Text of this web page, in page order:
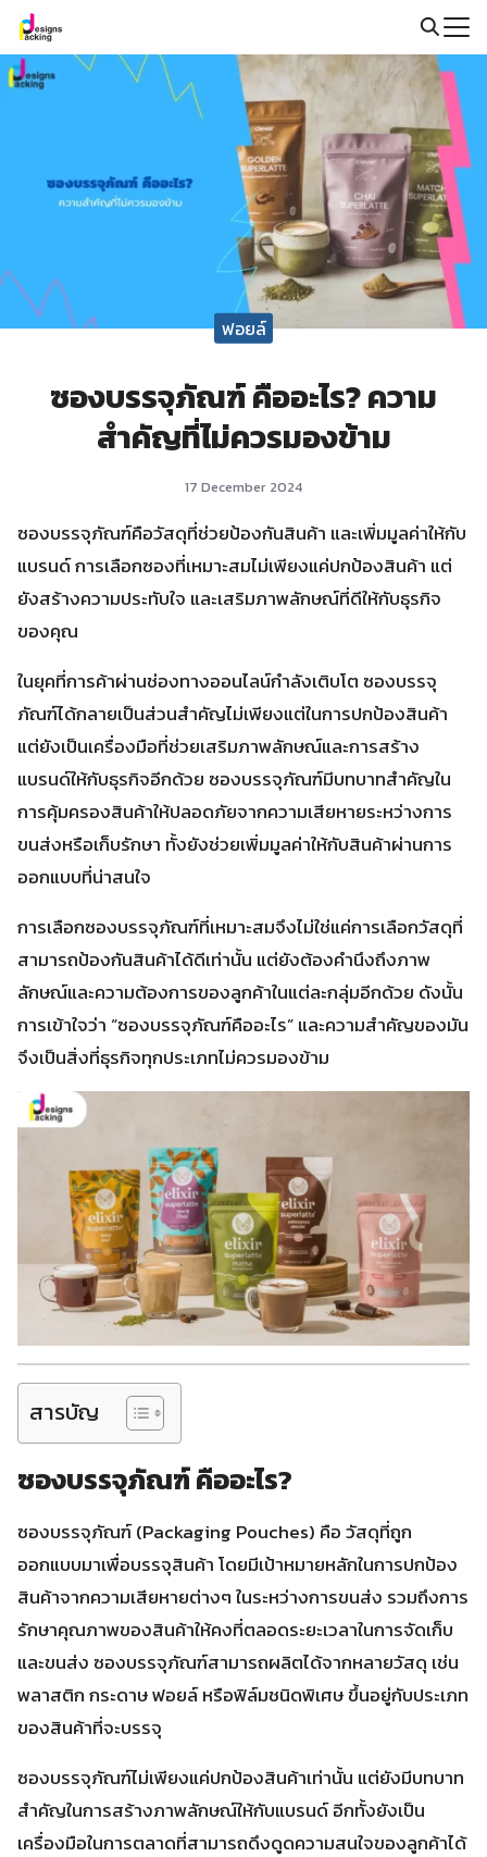
Skip
content
Search
for:
ฟอยล์
ซองบรรจุภัณฑ์ คืออะไร? ความ
สำคัญที่ไม่ควรมองข้าม
17 December 2024
ซองบรรจุภัณฑ์คือวัสดุที่ช่วยป้องกันสินค้า และเพิ่มมูลค่าให้กับ
แบรนด์ การเลือกซองที่เหมาะสมไม่เพียงแค่ปกป้องสินค้า แต่
ยังสร้างความประทับใจ และเสริมภาพลักษณ์ที่ดีให้กับธุรกิจ
ของคุณ
ในยุคที่การค้าผ่านช่องทางออนไลน์กำลังเติบโต ซองบรรจุ
ภัณฑ์ได้กลายเป็นส่วนสำคัญไม่เพียงแต่ในการปกป้องสินค้า
แต่ยังเป็นเครื่องมือที่ช่วยเสริมภาพลักษณ์และการสร้าง
แบรนด์ให้กับธุรกิจอีกด้วย ซองบรรจุภัณฑ์มีบทบาทสำคัญใน
การคุ้มครองสินค้าให้ปลอดภัยจากความเสียหายระหว่างการ
ขนส่งหรือเก็บรักษา ทั้งยังช่วยเพิ่มมูลค่าให้กับสินค้าผ่านการ
ออกแบบที่น่าสนใจ
การเลือกซองบรรจุภัณฑ์ที่เหมาะสมจึงไม่ใช่แค่การเลือกวัสดุที่
สามารถป้องกันสินค้าได้ดีเท่านั้น แต่ยังต้องคำนึงถึงภาพ
ลักษณ์และความต้องการของลูกค้าในแต่ละกลุ่มอีกด้วย ดังนั้น
การเข้าใจว่า “ซองบรรจุภัณฑ์คืออะไร” และความสำคัญของมัน
จึงเป็นสิ่งที่ธุรกิจทุกประเภทไม่ควรมองข้าม
สารบัญ
ซองบรรจุภัณฑ์ คืออะไร?
ซองบรรจุภัณฑ์ (Packaging Pouches) คือ วัสดุที่ถูก
ออกแบบมาเพื่อบรรจุสินค้า โดยมีเป้าหมายหลักในการปกป้อง
สินค้าจากความเสียหายต่างๆ ในระหว่างการขนส่ง รวมถึงการ
รักษาคุณภาพของสินค้าให้คงที่ตลอดระยะเวลาในการจัดเก็บ
และขนส่ง ซองบรรจุภัณฑ์สามารถผลิตได้จากหลายวัสดุ เช่น
พลาสติก กระดาษ ฟอยล์ หรือฟิล์มชนิดพิเศษ ขึ้นอยู่กับประเภท
ของสินค้าที่จะบรรจุ
ซองบรรจุภัณฑ์ไม่เพียงแค่ปกป้องสินค้าเท่านั้น แต่ยังมีบทบาท
สำคัญในการสร้างภาพลักษณ์ให้กับแบรนด์ อีกทั้งยังเป็น
เครื่องมือในการตลาดที่สามารถดึงดูดความสนใจของลูกค้าได้